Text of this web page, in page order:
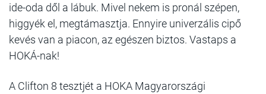
ide-oda dől a lábuk. Mivel nekem is pronál szépen,
higgyék el, megtámasztja. Ennyire univerzális cipő
kevés van a piacon, az egészen biztos. Vastaps a
HOKÁ-nak!
A Clifton 8 tesztjét a HOKA Magyarországi